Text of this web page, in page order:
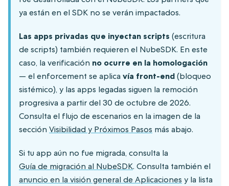
ya están en el SDK no se verán impactados.
Las apps privadas que inyectan scripts (escritura
de scripts) también requieren el NubeSDK. En este
caso, la verificación no ocurre en la homologación
— el enforcement se aplica vía front-end(bloqueo
sistémico), y las apps legadas siguen la remoción
progresiva a partir del 30 de octubre de 2026.
Consulta el flujo de escenarios en la imagen de la
sección Visibilidad y Próximos Pasos más abajo.
Si tu app aún no fue migrada, consulta la
Guía de migración al NubeSDK. Consulta también el
anuncio en la visión general de Aplicaciones y la lista